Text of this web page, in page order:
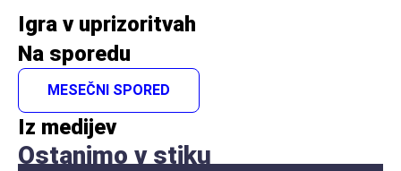
Igra v uprizoritvah
Na sporedu
MESEČNI SPORED
Iz medijev
Ostanimo v stiku